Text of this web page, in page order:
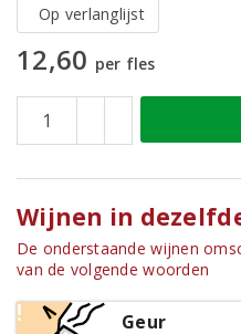
Op verlanglijst
12,60 per fles
Wijnen in
De onderstaande wijnen
van de volgende woorden
Geur